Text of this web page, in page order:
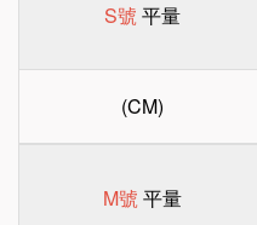
S號平量
(CM)
M號平量